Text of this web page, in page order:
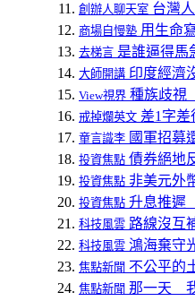
創辦人聊天室 台灣
商場自慢塾 用生命
去梯言 是誰逼得馬
大師開講 印度經濟
View視界 種族歧視
戒掉爛英文 差1字差
童言識李 國軍招募
投資焦點 債券絕地
投資焦點 非美元外
投資焦點 升息推遲
科技風雲 路線沒互
科技風雲 鴻海棄守
焦點新聞 不公平的
焦點新聞 那一天